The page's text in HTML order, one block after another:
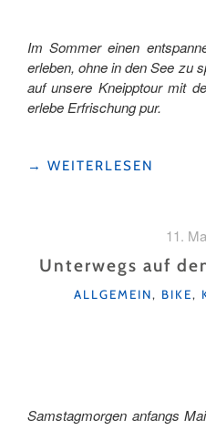
Im Sommer einen
erleben, ohne in den See zu
auf unsere Kneipptour mit
erlebe Erfrischung pur.
"E-
SEETAL"
→ WEITERLESEN
11.
Unterwegs auf
KATEGORIEN
ALLGEMEIN, BIKE,
Samstagmorgen anfangs